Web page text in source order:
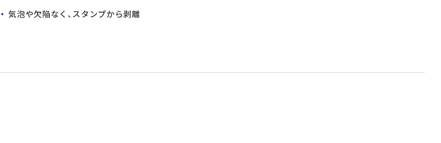
気泡や欠陥なく、スタンプから剥離